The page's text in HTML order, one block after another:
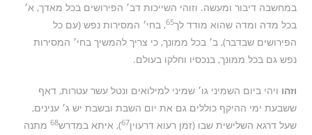
במחשבה דיבור ומעשה. וזוהי השייכות דב׳ הפירושים בכל מאדך, א׳
בכל מדה ומדה שהוא מודד לך65, בחי׳ המסירות נפש (עם כל
הפירושים שבדבר), ב׳ בכל ממונך, כי צריך להמשיך בחי׳ המסירות
נפש גם בכל ממונך, בנכסיו וחלקו בעולם.
וזהו ויהי ביום השמיני גו׳ שמיני למילואים ונטל עשר עטרות, דאף
ששבעת ימי ההיקף כוללים גם את יום השבת ובשבת יש ג׳ ענינים,
שעל דרגא השלישית שבו (זמן רעוא דרעוין67), איתא במדרש68 מתנה